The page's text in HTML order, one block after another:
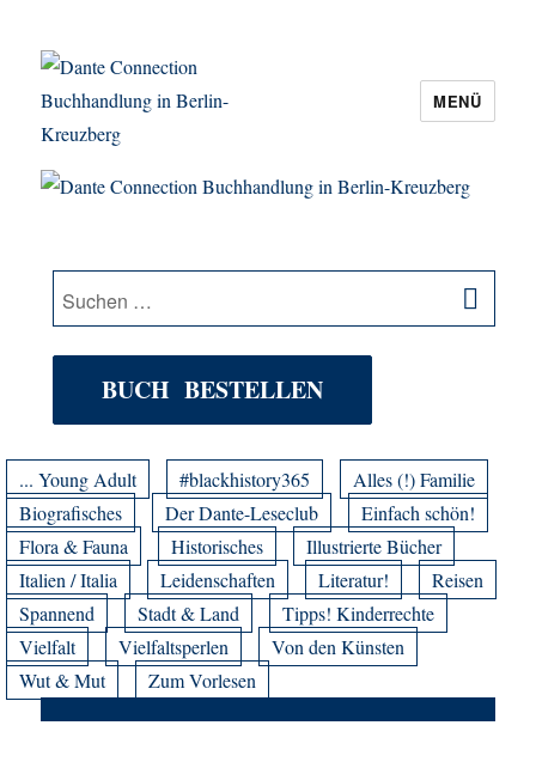
Dante Connection Buchhandlung in
MENÜ
Suche
nach:
BUCH BESTELLEN
... Young Adult #blackhistory365
Alles (!) Familie
Biografisches
Der Dante-Leseclub
Einfach schön!
Flora & Fauna
Historisches
Illustrierte Bücher
Italien / Italia
Leidenschaften Literatur!
Reisen
Spannend
Stadt & Land
Tipps! Kinderrechte
Vielfalt
Vielfaltsperlen
Von den Künsten
Wut & Mut
Zum Vorlesen